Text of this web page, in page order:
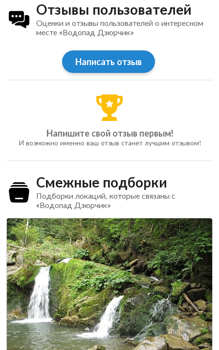
Отзывы пользователей
Оценки и отзывы пользователей о интересном
месте «Водопад Дзюрчик»
Написать отзыв
Напишите свой отзыв первым!
И возможно именно ваш отзыв станет лучшим отзывом!
Смежные подборки
Подборки локаций, которые связаны с
«Водопад Дзюрчик»